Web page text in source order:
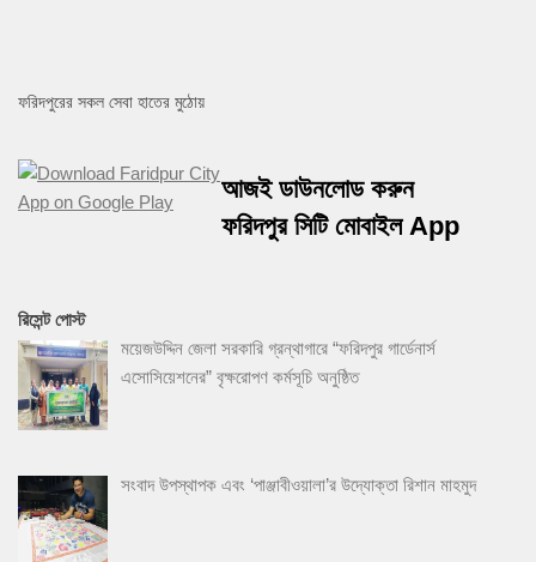
ফরিদপুরের সকল সেবা হাতের মুঠোয়
আজই ডাউনলোড করুন
ফরিদপুর সিটি মোবাইল App
রিসেন্ট পোস্ট
ময়েজউদ্দিন জেলা সরকারি গ্রন্থাগারে “ফরিদপুর গার্ডেনার্স
এসোসিয়েশনের” বৃক্ষরোপণ কর্মসূচি অনুষ্ঠিত
সংবাদ উপস্থাপক এবং ‘পাঞ্জাবীওয়ালা’র উদ্যোক্তা রিশান মাহমুদ